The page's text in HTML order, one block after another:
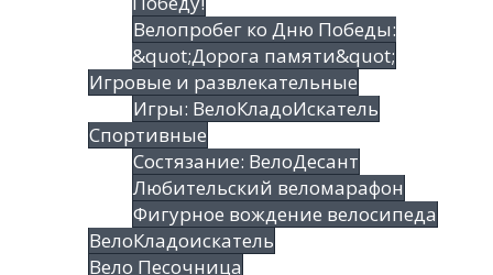
Велопробег ко Дню Победы:
&quot;Дорога памяти&quot;
Игровые и развлекательные
Игры: ВелоКладоИскатель
Спортивные
Состязание: ВелоДесант
Любительский веломарафон
Фигурное вождение велосипеда
ВелоКладоискатель
Вело Песочница